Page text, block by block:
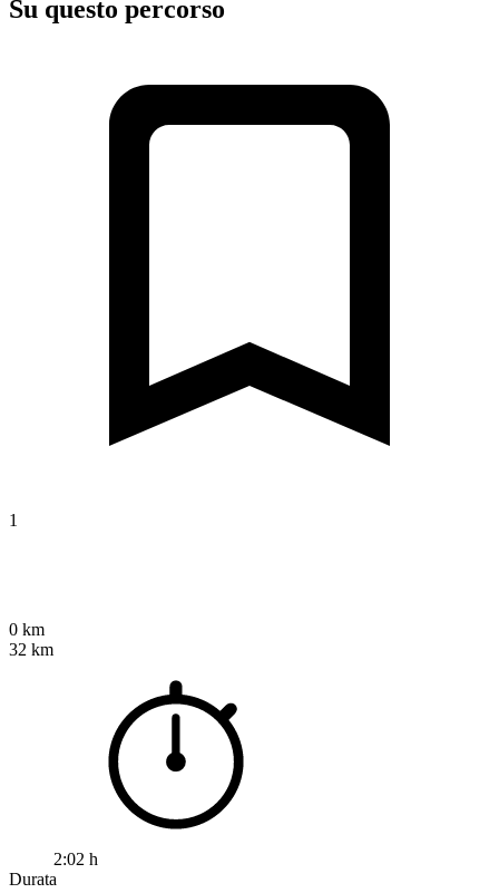
Su questo percorso
1
0 km
32 km
2:02 h
Durata